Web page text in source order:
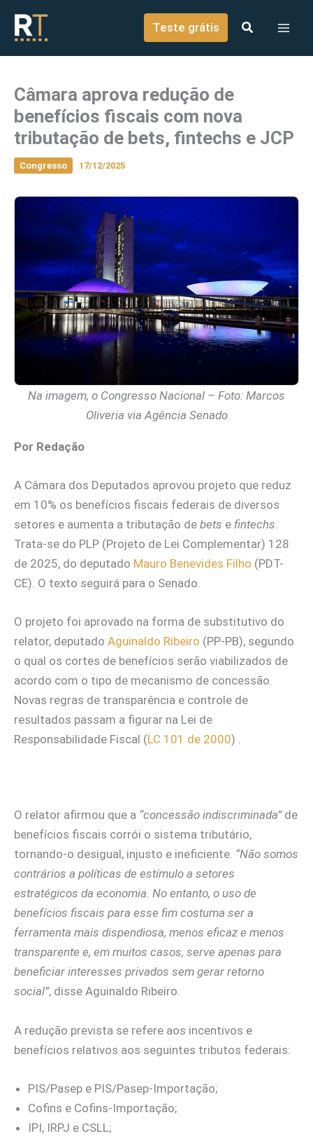
conteúdo
Teste grátis
Câmara aprova redução de
benefícios fiscais com nova
tributação de bets, fintechs e JCP
Congresso 17/12/2025
Na imagem, o Congresso Nacional – Foto: Marcos
Oliveria via Agência Senado
Por Redação
A Câmara dos Deputados aprovou projeto que reduz
em 10% os benefícios fiscais federais de diversos
setores e aumenta a tributação de bets e fintechs.
Trata-se do PLP (Projeto de Lei Complementar) 128
de 2025, do deputado Mauro Benevides Filho (PDT-
CE). O texto seguirá para o Senado.
O projeto foi aprovado na forma de substitutivo do
relator, deputado Aguinaldo Ribeiro (PP-PB), segundo
o qual os cortes de benefícios serão viabilizados de
acordo com o tipo de mecanismo de concessão.
Novas regras de transparência e controle de
resultados passam a figurar na Lei de
Responsabilidade Fiscal (LC 101 de 2000) .
O relator afirmou que a “concessão indiscriminada” de
benefícios fiscais corrói o sistema tributário,
tornando-o desigual, injusto e ineficiente. “Não somos
contrários a políticas de estímulo a setores
estratégicos da economia. No entanto, o uso de
benefícios fiscais para esse fim costuma ser a
ferramenta mais dispendiosa, menos eficaz e menos
transparente e, em muitos casos, serve apenas para
beneficiar interesses privados sem gerar retorno
social”, disse Aguinaldo Ribeiro.
A redução prevista se refere aos incentivos e
benefícios relativos aos seguintes tributos federais:
PIS/Pasep e PIS/Pasep-Importação;
Cofins e Cofins-Importação;
IPI, IRPJ e CSLL;